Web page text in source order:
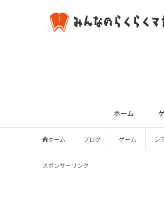
ホーム
ホーム ブログ ゲーム シ
スポンサーリンク